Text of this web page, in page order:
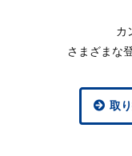
カ
さまざまな
取